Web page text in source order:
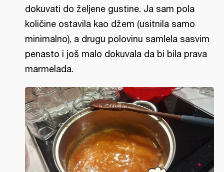
dokuvati do željene gustine. Ja sam pola
količine ostavila kao džem (usitnila samo
minimalno), a drugu polovinu samlela sasvim
penasto i još malo dokuvala da bi bila prava
marmelada.